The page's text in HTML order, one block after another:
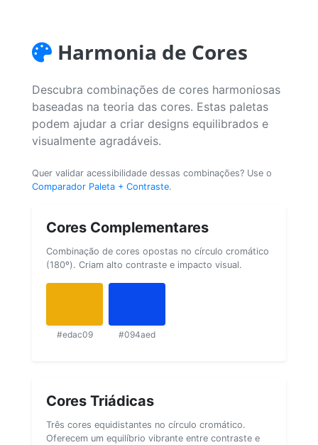
Harmonia de Cores
Descubra combinações de cores harmoniosas
baseadas na teoria das cores. Estas paletas
podem ajudar a criar designs equilibrados e
visualmente agradáveis.
Quer validar acessibilidade dessas combinações? Use o
Comparador Paleta + Contraste.
Cores Complementares
Combinação de cores opostas no círculo cromático
(180º). Criam alto contraste e impacto visual.
#edac09 #094aed
Cores Triádicas
Três cores equidistantes no círculo cromático.
Oferecem um equilíbrio vibrante entre contraste e